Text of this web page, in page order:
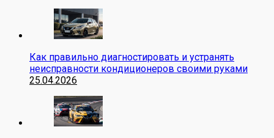
Как правильно диагностировать и устранять
неисправности кондиционеров своими руками
25.04.2026